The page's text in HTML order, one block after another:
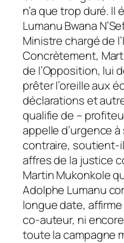
n’a que trop duré.
Lumanu Bwana
Ministre chargé de
Concrètement,
de l’Opposition, lui
prêter l’oreille aux
déclarations et
qualifie de –
appelle d’urgence à
contraire, soutient-
affres de la justice
Martin Mukonkole
Adolphe Lumanu
longue date, affirme
co-auteur, ni
toute la campagne